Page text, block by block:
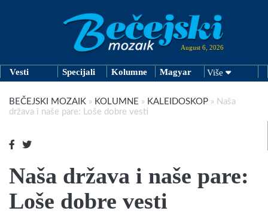
August 6, 2026
Vesti Specijali Kolumne Magyar Više
BEČEJSKI MOZAIK » KOLUMNE » KALEIDOSKOP » Naša
država i naše pare: Loše dobre vesti
Naša država i naše pare:
Loše dobre vesti